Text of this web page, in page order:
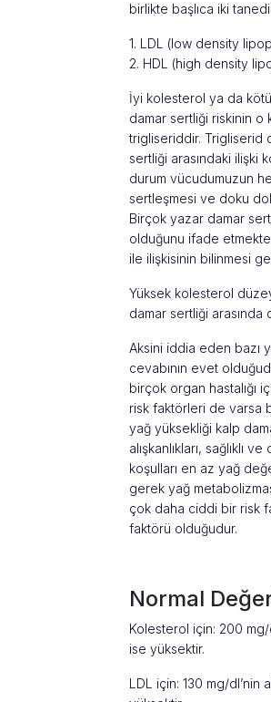
birlikte başlıca iki
1. LDL (low density
2. HDL (high density
İyi kolesterol ya da
damar sertliği riskinin o
trigliseriddir. Trigliserid
sertliği arasındaki
durum vücudumuzun
sertleşmesi ve doku
Birçok yazar damar
olduğunu ifade
ile ilişkisinin bilinmesi
Yüksek kolesterol
damar sertliği arasında
Aksini iddia eden bazı
cevabının evet
birçok organ hastalığı
risk faktörleri de varsa
yağ yüksekliği kalp
alışkanlıkları,
koşulları en az yağ
gerek yağ
çok daha ciddi bir risk
faktörü olduğudur.
Normal
Kolesterol için: 200 mg/
ise yüksektir.
LDL için: 130 mg/dl’nin